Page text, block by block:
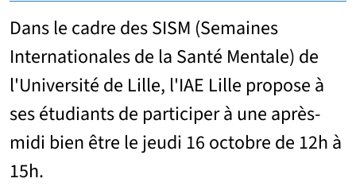
Dans le cadre des SISM (Semaines
Internationales de la Santé Mentale) de
l'Université de Lille, l'IAE Lille propose à
ses étudiants de participer à une après-
midi bien être le jeudi 16 octobre de 12h à
15h.